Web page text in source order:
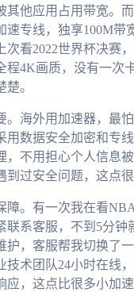
其他应用占用带宽。
速专线，独享100M带
次看2022世界杯决赛
程4K画质，没有一次
。
。海外用加速器，最
用数据安全加密和专
，不用担心个人信息
到过安全问题，这点很
障。有一次我在看
联系客服，不到5分钟
，客服帮我切换了一
技术团队24小时在线
应，这点比很多小加速